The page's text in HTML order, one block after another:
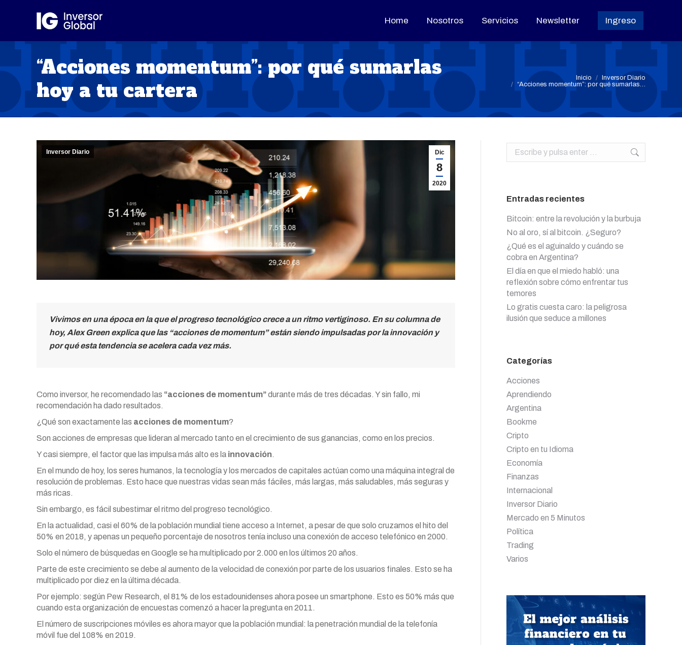
Home Nosotros Servicios Newsletter Ingreso
“Acciones momentum”: por qué sumarlas
hoy a tu cartera
Inicio
Inversor Diario
“Acciones momentum”: por qué sumarlas…
Dic
8
2020
Inversor Diario
Vivimos en una época en la que el progreso tecnológico crece a un ritmo vertiginoso. En su columna de
hoy, Alex Green explica que las “acciones de momentum” están siendo impulsadas por la innovación y
por qué esta tendencia se acelera cada vez más.
Como inversor, he recomendado las “acciones de momentum”durante más de tres décadas. Y sin fallo, mi
recomendación ha dado resultados.
¿Qué son exactamente las acciones de momentum?
Son acciones de empresas que lideran al mercado tanto en el crecimiento de sus ganancias, como en los precios.
Y casi siempre, el factor que las impulsa más alto es la innovación.
En el mundo de hoy, los seres humanos, la tecnología y los mercados de capitales actúan como una máquina integral de
resolución de problemas. Esto hace que nuestras vidas sean más fáciles, más largas, más saludables, más seguras y
más ricas.
Sin embargo, es fácil subestimar el ritmo del progreso tecnológico.
En la actualidad, casi el 60% de la población mundial tiene acceso a Internet, a pesar de que solo cruzamos el hito del
50% en 2018, y apenas un pequeño porcentaje de nosotros tenía incluso una conexión de acceso telefónico en 2000.
Solo el número de búsquedas en Google se ha multiplicado por 2.000 en los últimos 20 años.
Parte de este crecimiento se debe al aumento de la velocidad de conexión por parte de los usuarios finales. Esto se ha
multiplicado por diez en la última década.
Por ejemplo: según Pew Research, el 81% de los estadounidenses ahora posee un smartphone. Esto es 50% más que
cuando esta organización de encuestas comenzó a hacer la pregunta en 2011.
El número de suscripciones móviles es ahora mayor que la población mundial: la penetración mundial de la telefonía
móvil fue del 108% en 2019.
Buscar:
Entradas recientes
Bitcoin: entre la revolución y la burbuja
No al oro, sí al bitcoin. ¿Seguro?
¿Qué es el aguinaldo y cuándo se
cobra en Argentina?
El día en que el miedo habló: una
reflexión sobre cómo enfrentar tus
temores
Lo gratis cuesta caro: la peligrosa
ilusión que seduce a millones
Categorías
Acciones
Aprendiendo
Argentina
Bookme
Cripto
Cripto en tu Idioma
Economía
Finanzas
Internacional
Inversor Diario
Mercado en 5 Minutos
Política
Trading
Varios
Home Nosotros Servicios Newsletter Ingreso